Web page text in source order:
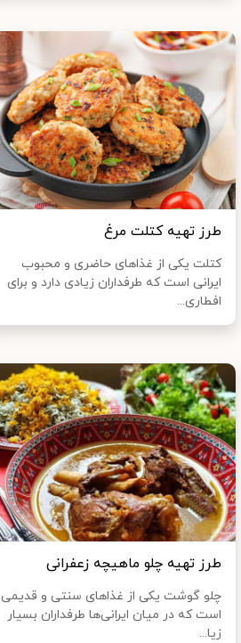
طرز تهیه کتلت مرغ
کتلت یکی از غذاهای حاضری و محبوب
ایرانی است که طرفداران زیادی دارد و برای
افطاری...
طرز تهیه چلو ماهیچه زعفرانی
چلو گوشت یکی از غذا‌های سنتی و قدیمی
است که در میان ایرانی‌ها طرفداران بسیار
زیا...